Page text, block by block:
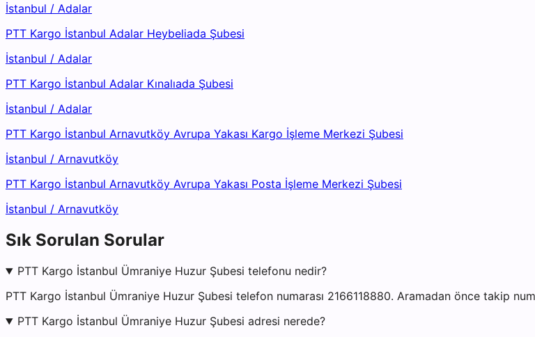
İstanbul / Adalar
PTT Kargo İstanbul Adalar Heybeliada Şubesi
İstanbul / Adalar
PTT Kargo İstanbul Adalar Kınalıada Şubesi
İstanbul / Adalar
PTT Kargo İstanbul Arnavutköy Avrupa Yakası Kargo İşleme Merkezi Şubesi
İstanbul / Arnavutköy
PTT Kargo İstanbul Arnavutköy Avrupa Yakası Posta İşleme Merkezi Şubesi
İstanbul / Arnavutköy
Sık Sorulan Sorular
PTT Kargo İstanbul Ümraniye Huzur Şubesi telefonu nedir?
PTT Kargo İstanbul Ümraniye Huzur Şubesi telefon numarası 2166118880. Aramadan önce takip
PTT Kargo İstanbul Ümraniye Huzur Şubesi adresi nerede?